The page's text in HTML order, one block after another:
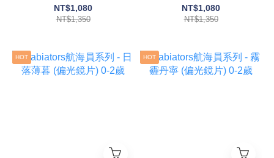
NT$1,080
NT$1,350
NT$1,080
NT$1,350
HOT HOT